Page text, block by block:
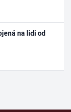
na lidi od